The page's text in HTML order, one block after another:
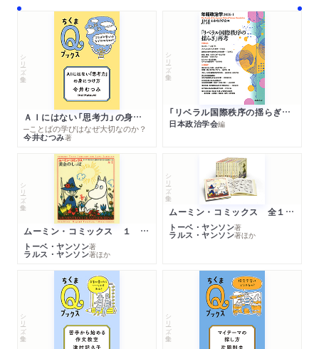
シリーズ・全集
ＡＩにはない「思考力」の身につけ方
─ことばの学びはなぜ大切なのか？
今井むつみ著
シリーズ・全集
「リベラル国際秩序の揺らぎ」再考 年報政治学２０２６‐Ⅰ
日本政治学会編
シリーズ・全集
ムーミン・コミックス １ 黄金のしっぽ
トーベ・ヤンソン著
ラルス・ヤンソン著ほか
シリーズ・全集
ムーミン・コミックス 全１４巻セット
トーベ・ヤンソン著
ラルス・ヤンソン著ほか
シリーズ・全集 シリーズ・全集